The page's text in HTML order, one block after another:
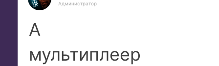
Администратор
А
мультиплеер